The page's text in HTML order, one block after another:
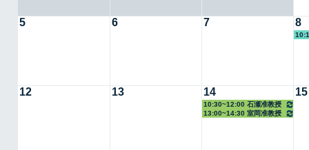
5 6 7 8
12 13 14
10:30~12:00 石瀬准教授
13:00~14:30 室岡准教授
15